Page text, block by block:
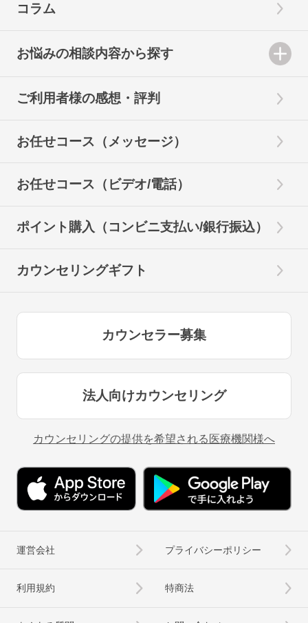
コラム
お悩みの相談内容から探す
ご利用者様の感想・評判
お任せコース（メッセージ）
お任せコース（ビデオ/電話）
ポイント購入（コンビニ支払い/銀行振込）
カウンセリングギフト
カウンセラー募集
法人向けカウンセリング
カウンセリングの提供を希望される医療機関様へ
運営会社 プライバシーポリシー
利用規約 特商法